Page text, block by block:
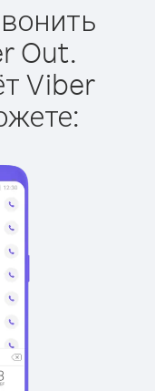
Out.
Viber